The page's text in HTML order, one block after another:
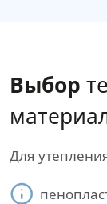
Выбор
Для